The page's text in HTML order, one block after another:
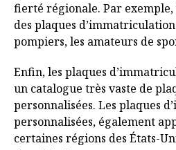
fierté régionale. Par
des plaques
pompiers, les amateurs de
Enfin, les plaques
un catalogue très vaste de
personnalisées. Les plaques
personnalisées, également
certaines régions des États-